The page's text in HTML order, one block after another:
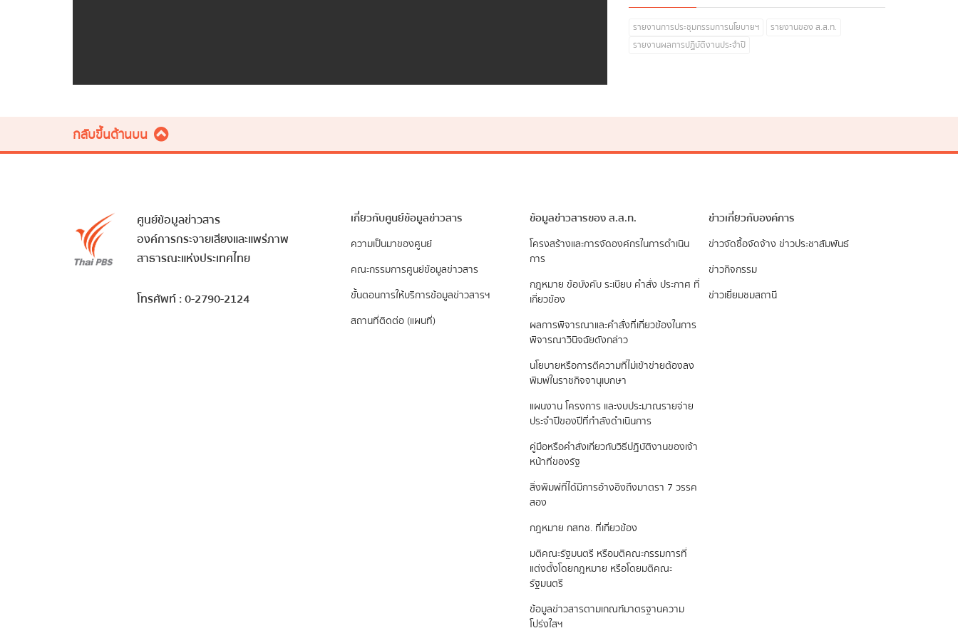
รายงานการประชุมกรรมการนโยบายฯ
รายงานของ ส.ส.ท.
รายงานผลการปฏิบัติงานประจำปี
กลับขึ้นด้านบน
ศูนย์ข้อมูลข่าวสาร
องค์การกระจายเสียงและแพร่ภาพ
สาธารณะแห่งประเทศไทย
โทรศัพท์ : 0-2790-2124
เกี่ยวกับศูนย์ข้อมูลข่าวสาร
ความเป็นมาของศูนย์
คณะกรรมการศูนย์ข้อมูลข่าวสาร
ขั้นตอนการให้บริการข้อมูลข่าวสารฯ
สถานที่ติดต่อ (แผนที่)
ข้อมูลข่าวสารของ ส.ส.ท.
​โครงสร้างและการจัดองค์กรในการดำเนิน
การ
กฎหมาย ข้อบังคับ ระเบียบ คำสั่ง ประกาศ ที่
เกี่ยวข้อง
ผลการพิจารณาและคำสั่งที่เกี่ยวข้องในการ
พิจารณาวินิจฉัยดังกล่าว
นโยบายหรือการตีความที่ไม่เข้าข่ายต้องลง
พิมพ์ในราชกิจจานุเบกษา
แผนงาน โครงการ และงบประมาณรายจ่าย
ประจำปีของปีที่กำลังดำเนินการ
คู่มือหรือคำสั่งเกี่ยวกับวิธีปฏิบัติงานของเจ้า
หน้าที่ของรัฐ
สิ่งพิมพ์ที่ได้มีการอ้างอิงถึงมาตรา 7 วรรค
สอง
กฎหมาย กสทช. ที่เกี่ยวข้อง
มติคณะรัฐมนตรี หรือมติคณะกรรมการที่
แต่งตั้งโดยกฎหมาย หรือโดยมติคณะ
รัฐมนตรี
ข้อมูลข่าวสารตามเกณฑ์มาตรฐานความ
โปร่งใสฯ
ข่าวเกี่ยวกับองค์การ
ข่าวจัดซื้อจัดจ้าง ข่าวประชาสัมพันธ์
ข่าวกิจกรรม
ข่าวเยี่ยมชมสถานี